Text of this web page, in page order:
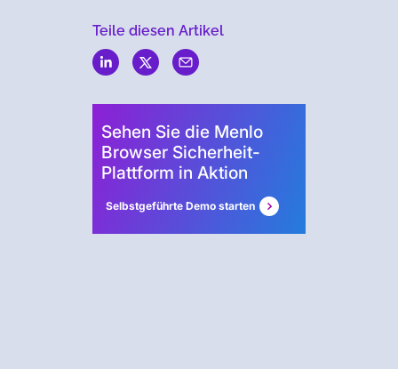
Teile diesen Artikel
Sehen Sie die Menlo
Browser Sicherheit-
Plattform in Aktion
Selbstgeführte Demo starten